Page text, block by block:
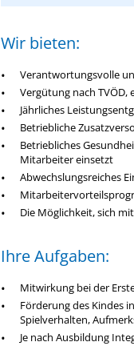
Wir bieten:
Verantwortungsvolle
Vergütung nach TVÖD,
Jährliches
Betriebliche
Betriebliches
Mitarbeiter einsetzt
Abwechslungsreiches
Die Möglichkeit, sich
Ihre Aufgaben:
Mitwirkung bei der
Förderung des Kindes
Spielverhalten,
Je nach Ausbildung